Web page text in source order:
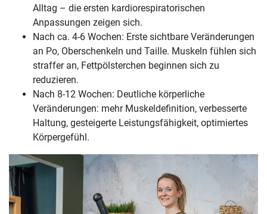
Alltag – die ersten kardiorespiratorischen
Anpassungen zeigen sich.
Nach ca. 4-6 Wochen: Erste sichtbare Veränderungen
an Po, Oberschenkeln und Taille. Muskeln fühlen sich
straffer an, Fettpölsterchen beginnen sich zu
reduzieren.
Nach 8-12 Wochen: Deutliche körperliche
Veränderungen: mehr Muskeldefinition, verbesserte
Haltung, gesteigerte Leistungsfähigkeit, optimiertes
Körpergefühl.